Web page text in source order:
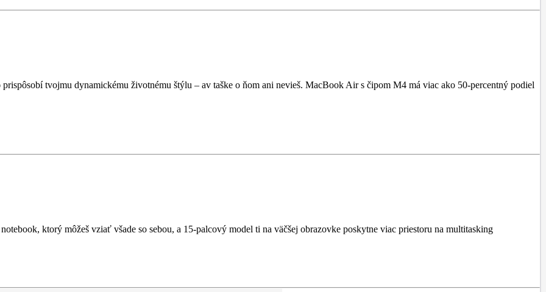
tvojmu dynamickému životnému štýlu – av taške o ňom ani nevieš. MacBook Air s čipom M4 má viac ako 50-percentný podiel
ktorý môžeš vziať všade so sebou, a 15-palcový model ti na väčšej obrazovke poskytne viac priestoru na multitasking